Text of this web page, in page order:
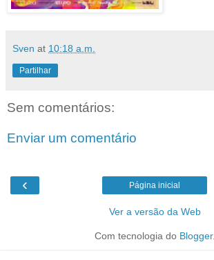
Sven at 10:18 a.m.
Partilhar
Sem comentários:
Enviar um comentário
‹ Página inicial
Ver a versão da Web
Com tecnologia do Blogger.